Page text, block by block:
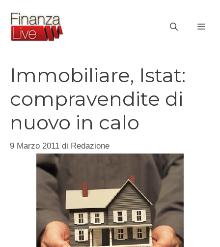
contenuto
Immobiliare, Istat:
compravendite di
nuovo in calo
9 Marzo 2011 di Redazione